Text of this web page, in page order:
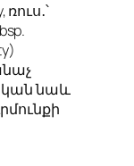
ռուս․՝
կան նաև